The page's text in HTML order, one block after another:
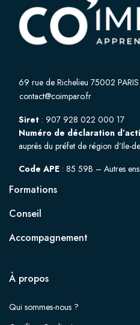
69 rue de Richelieu 75002 PARIS
contact@coimparo.fr
Siret : 907 928 022 000 17
Numéro de déclaration
auprès du préfet de région d’Ile-
Code APE : 85 59B – Autres
Formations
Conseil
Accompagnement
À propos
Qui sommes-nous ?